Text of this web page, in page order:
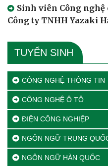
Sinh viên Công nghệ
Công ty TNHH Yazaki
TUYỂN SINH
CÔNG NGHỆ THÔNG TIN
CÔNG NGHỆ Ô TÔ
ĐIỆN CÔNG NGHIỆP
NGÔN NGỮ TRUNG
NGÔN NGỮ HÀN QUỐC